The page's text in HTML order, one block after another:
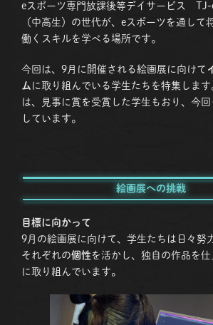
eスポーツ専門放課後等デイサービス TJ-
（中高生）の世代が、eスポーツを通して
働くスキルを学べる場所です。
今回は、9月に開催される絵画展に向けて
ム に取り組んでいる学生たちを特集します
は、見事に賞を受賞した学生もおり、今
しています。
絵画展への挑戦
目標に向かって
9月の絵画展に向けて、学生たちは日々努
それぞれの個性を活かし、独自の作品を仕
に取り組んでいます。